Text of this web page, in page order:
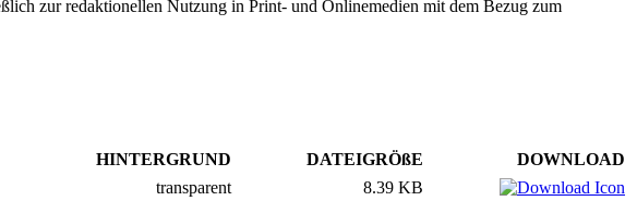
zur redaktionellen Nutzung in Print- und Onlinemedien mit dem Bezug zum
HINTERGRUND DATEIGRÖßE
DOWNLOAD
transparent
8.39 KB